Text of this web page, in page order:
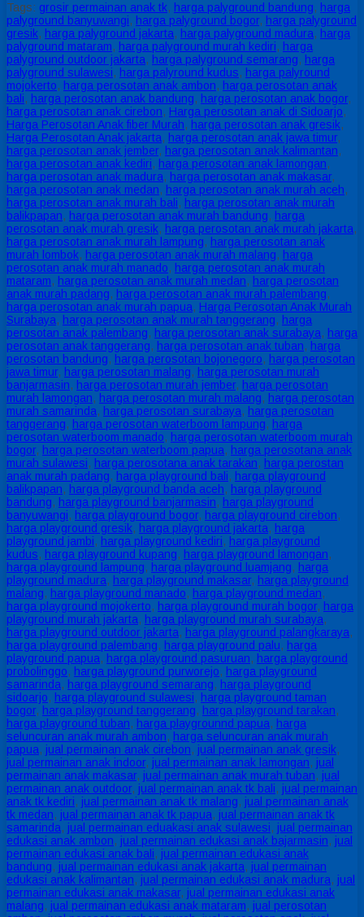
Tags: grosir permainan anak tk, harga palyground bandung, harga
palyground banyuwangi, harga palyground bogor, harga palyground
gresik, harga palyground jakarta, harga palyground madura, harga
palyground mataram, harga palyground murah kediri, harga
palyground outdoor jakarta, harga palyground semarang, harga
palyground sulawesi, harga palyround kudus, harga palyround
mojokerto, harga perosotan anak ambon, harga perosotan anak
bali, harga perosotan anak bandung, harga perosotan anak bogor,
harga perosotan anak cirebon, Harga perosotan anak di Sidoarjo,
Harga Perosotan Anak fiber Murah, harga perosotan anak gresik,
Harga Perosotan Anak jakarta, harga perosotan anak jawa timur,
harga perosotan anak jember, harga perosotan anak kalimantan,
harga perosotan anak kediri, harga perosotan anak lamongan,
harga perosotan anak madura, harga perosotan anak makasar,
harga perosotan anak medan, harga perosotan anak murah aceh,
harga perosotan anak murah bali, harga perosotan anak murah
balikpapan, harga perosotan anak murah bandung, harga
perosotan anak murah gresik, harga perosotan anak murah jakarta,
harga perosotan anak murah lampung, harga perosotan anak
murah lombok, harga perosotan anak murah malang, harga
perosotan anak murah manado, harga perosotan anak murah
mataram, harga perosotan anak murah medan, harga perosotan
anak murah padang, harga perosotan anak murah palembang,
harga perosotan anak murah papua, Harga Perosotan Anak Murah
Surabaya, harga perosotan anak murah tanggerang, harga
perosotan anak palembang, harga perosotan anak surabaya, harga
perosotan anak tanggerang, harga perosotan anak tuban, harga
perosotan bandung, harga perosotan bojonegoro, harga perosotan
jawa timur, harga perosotan malang, harga perosotan murah
banjarmasin, harga perosotan murah jember, harga perosotan
murah lamongan, harga perosotan murah malang, harga perosotan
murah samarinda, harga perosotan surabaya, harga perosotan
tanggerang, harga perosotan waterboom lampung, harga
perosotan waterboom manado, harga perosotan waterboom murah
bogor, harga perosotan waterboom papua, harga perosotana anak
murah sulawesi, harga perosotana anak tarakan, harga perostan
anak murah padang, harga playground bali, harga playground
balikpapan, harga playground banda aceh, harga playground
bandung, harga playground banjarmasin, harga playground
banyuwangi, harga playground bogor, harga playground cirebon,
harga playground gresik, harga playground jakarta, harga
playground jambi, harga playground kediri, harga playground
kudus, harga playground kupang, harga playground lamongan,
harga playground lampung, harga playground luamjang, harga
playground madura, harga playground makasar, harga playground
malang, harga playground manado, harga playground medan,
harga playground mojokerto, harga playground murah bogor, harga
playground murah jakarta, harga playground murah surabaya,
harga playground outdoor jakarta, harga playground palangkaraya,
harga playground palembang, harga playground palu, harga
playground papua, harga playground pasuruan, harga playground
probolinggo, harga playground purworejo, harga playground
samarinda, harga playground semarang, harga playground
sidoarjo, harga playground sulawesi, harga playground taman
bogor, harga playground tanggerang, harga playground tarakan,
harga playground tuban, harga playgrounnd papua, harga
seluncuran anak murah ambon, harga seluncuran anak murah
papua, jual permainan anak cirebon, jual permainan anak gresik,
jual permainan anak indoor, jual permainan anak lamongan, jual
permainan anak makasar, jual permainan anak murah tuban, jual
permainan anak outdoor, jual permainan anak tk bali, jual permainan
anak tk kediri, jual permainan anak tk malang, jual permainan anak
tk medan, jual permainan anak tk papua, jual permainan anak tk
samarinda, jual permainan eduakasi anak sulawesi, jual permainan
edukasi anak ambon, jual permainan edukasi anak bajarmasin, jual
permainan edukasi anak bali, jual permainan edukasi anak
bandung, jual permainan edukasi anak jakarta, jual permainan
edukasi anak kalimantan, jual permainan edukasi anak madura, jual
permainan edukasi anak makasar, jual permainan edukasi anak
malang, jual permainan edukasi anak mataram, jual perosotan